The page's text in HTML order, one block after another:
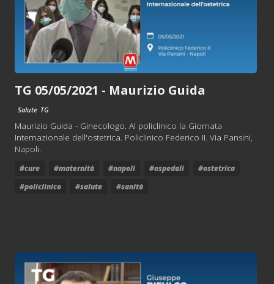
TG 05/05/2021 - Maurizio Guida
Salute TG
Maurizio Guida - Ginecologo. Al policlinico la Giornata
Internazionale dell'ostetrica. Policlinico Federico II. Via Pansini,
Napoli.
#cure #maternità #napoli #ospedali
#ostetrica
#policlinico
#salute #sanità